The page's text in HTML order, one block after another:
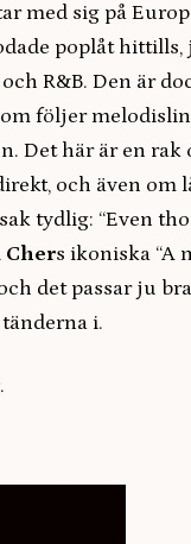
med sig på
poplåt
R&B. Den är
följer
Det här är en rak
och även om
tydlig: “Even
Chers ikoniska “A
det passar ju
i.
.